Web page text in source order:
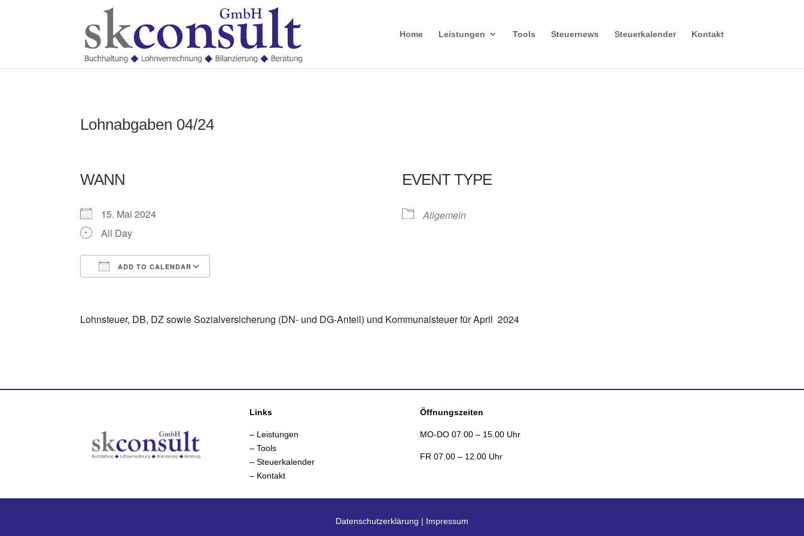
Home Leistungen Tools Steuernews Steuerkalender Kontakt
Lohnabgaben 04/24
WANN
15. Mai 2024
All Day
ADD TO CALENDAR
EVENT TYPE
Allgemein
Lohnsteuer, DB, DZ sowie Sozialversicherung (DN- und DG-Anteil) und Kommunalsteuer für April 2024
Links
– Leistungen
– Tools
– Steuerkalender
– Kontakt
Öffnungszeiten
MO-DO 07.00 – 15.00 Uhr
FR 07.00 – 12.00 Uhr
Datenschutzerklärung | Impressum